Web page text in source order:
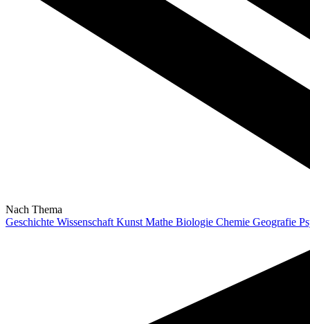
Nach Thema
Geschichte Wissenschaft Kunst Mathe Biologie Chemie Geografie